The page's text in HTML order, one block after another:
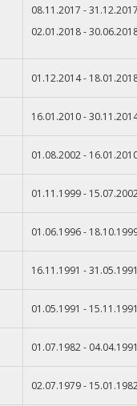
08.11.2017 -
02.01.2018 -
01.12.2014 -
16.01.2010 -
01.08.2002 -
01.11.1999 -
01.06.1996 -
16.11.1991 -
01.05.1991 -
01.07.1982 -
02.07.1979 -